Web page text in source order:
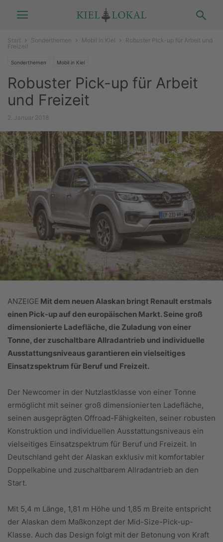
Start Sonderthemen Mobil in Kiel
Robuster Pick-up für Arbeit und
Freizeit
Sonderthemen Mobil in Kiel
Robuster Pick-up für Arbeit
und Freizeit
2. Januar 2018
ANZEIGE Mit dem neuen Alaskan bringt Renault erstmals
einen Pick-up auf den europäischen Markt. Seine groß
dimensionierte Ladefläche, die Zuladung von einer
Tonne, der zuschaltbare Allradantrieb und individuelle
Ausstattungsniveaus garantieren ein vielseitiges
Einsatzspektrum für Beruf und Freizeit.
Der Newcomer in der Nutzlastklasse von einer Tonne
ermöglicht mit seiner groß dimensionierten Ladefläche,
seinen ausgeprägten Offroad-Fähigkeiten, seiner robusten
Konstruktion und individuellen Ausstattungsniveaus ein
vielseitiges Einsatzspektrum für Beruf und Freizeit. In
Deutschland geht der Alaskan exklusiv mit komfortabler
Doppelkabine und zuschaltbarem Allradantrieb an den
Start.
Mit 5,4 m Länge, 1,81 m Höhe und 1,85 m Breite entspricht
der Alaskan dem Maßkonzept der Mid-Size-Pick-up-
Klasse. Auch das Design folgt mit der Betonung von Kraft